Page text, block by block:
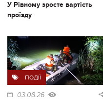
У Рівному зросте вартість
проїзду
ПОДІЇ
03.08.26